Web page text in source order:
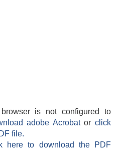
is not configured to
adobe Acrobatorclick
file.
here to download the PDF